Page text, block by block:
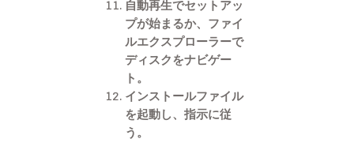
自動再生でセットアッ
プが始まるか、ファイ
ルエクスプローラーで
ディスクをナビゲー
ト。
インストールファイル
を起動し、指示に従
う。